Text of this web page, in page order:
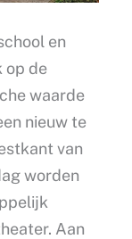
en
op de
waarde
nieuw te
van
worden
Aan